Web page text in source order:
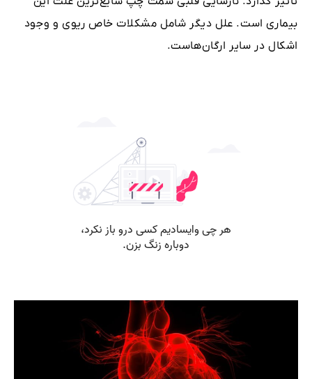
بیماری است. علل دیگر شامل مشکلات خاص ریوی و وجود
اشکال در سایر ارگان‌هاست.